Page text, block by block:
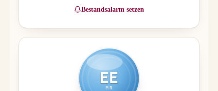
Bestandsalarm setzen
EE
MR